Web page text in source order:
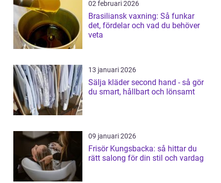
02 februari 2026
Brasiliansk vaxning: Så funkar
det, fördelar och vad du behöver
veta
13 januari 2026
Sälja kläder second hand - så gör
du smart, hållbart och lönsamt
09 januari 2026
Frisör Kungsbacka: så hittar du
rätt salong för din stil och vardag